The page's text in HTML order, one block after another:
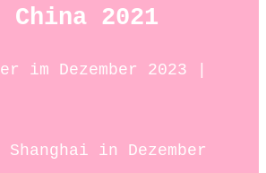
China 2021
im Dezember 2023 |
Shanghai in Dezember